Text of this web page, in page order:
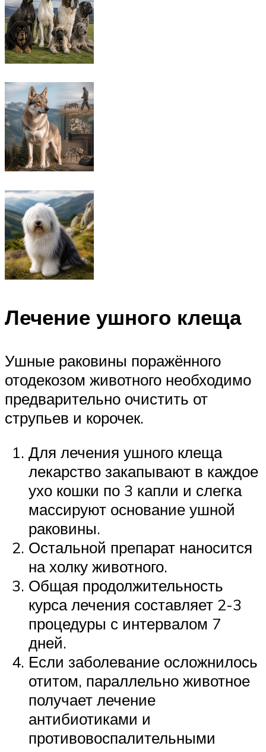
Лечение ушного клеща
Ушные раковины поражённого
отодекозом животного необходимо
предварительно очистить от
струпьев и корочек.
Для лечения ушного клеща
лекарство закапывают в каждое
ухо кошки по 3 капли и слегка
массируют основание ушной
раковины.
Остальной препарат наносится
на холку животного.
Общая продолжительность
курса лечения составляет 2-3
процедуры с интервалом 7
дней.
Если заболевание осложнилось
отитом, параллельно животное
получает лечение
антибиотиками и
противовоспалительными